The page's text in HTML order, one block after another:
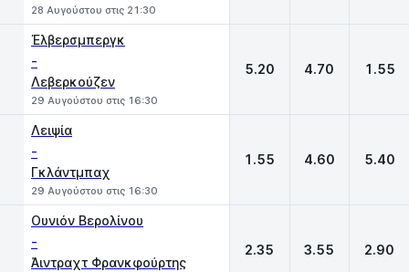
28 Αυγούστου στις 21:30
Έλβερσμπεργκ
-
Λεβερκούζεν
29 Αυγούστου στις 16:30
5.20 4.70 1.55
Λειψία
-
Γκλάντμπαχ
29 Αυγούστου στις 16:30
1.55 4.60 5.40
Ουνιόν Βερολίνου
-
Άιντραχτ Φρανκφούρτης
2.35 3.55 2.90